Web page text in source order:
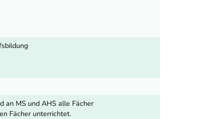
an MS und AHS alle Fächer
Fächer unterrichtet.